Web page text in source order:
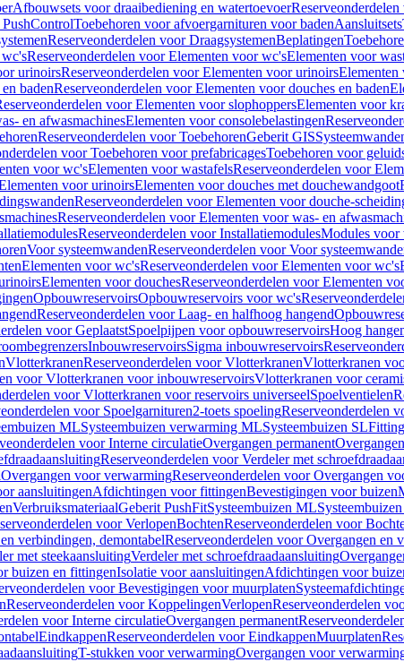
Afbouwsets voor draaibediening en watertoevoer
Toebehoren voor afvoergarnituren voor badenAansluitsets
Reserveonderdelen voor DraagsystemenBeplatingen
Reserveonderdelen voor Elementen voor wc'sElementen voor
urinoirsReserveonderdelen voor Elementen voor urinoirsElementen
badenReserveonderdelen voor Elementen voor douches en baden
voor Elementen voor slophoppersElementen voor
en afwasmachinesElementen voor consolebelastingen
Reserveonderdelen voor ToebehorenGeberit GIS
voor Toebehoren voor prefabricagesToebehoren voor
voor wc'sElementen voor wastafelsReserveonderdelen voor
voor urinoirsElementen voor douches met douchewandgoot
Reserveonderdelen voor Elementen voor douche-
Reserveonderdelen voor Elementen voor was- en
Reserveonderdelen voor InstallatiemodulesModules voor
Voor systeemwandenReserveonderdelen voor Voor
Elementen voor wc'sReserveonderdelen voor Elementen voor wc's
Elementen voor douchesReserveonderdelen voor Elementen
OpbouwreservoirsOpbouwreservoirs voor wc's
Reserveonderdelen voor Laag- en halfhoog hangend
voor GeplaatstSpoelpijpen voor opbouwreservoirsHoog
InbouwreservoirsSigma inbouwreservoirs
VlotterkranenReserveonderdelen voor VlotterkranenVlotterkranen
voor Vlotterkranen voor inbouwreservoirsVlotterkranen voor
voor Vlotterkranen voor reservoirs universeelSpoelventielen
voor Spoelgarnituren2-toets spoelingReserveonderdelen
MLSysteembuizen verwarming MLSysteembuizen SL
voor Interne circulatieOvergangen permanent
Reserveonderdelen voor Verdeler met
Overgangen voor verwarmingReserveonderdelen voor Overgangen
aansluitingenAfdichtingen voor fittingenBevestigingen voor buizen
VerbruiksmateriaalGeberit PushFitSysteembuizen ML
voor VerlopenBochtenReserveonderdelen voor
verbindingen, demontabelReserveonderdelen voor Overgangen en
met steekaansluitingVerdeler met schroefdraadaansluiting
buizen en fittingenIsolatie voor aansluitingenAfdichtingen voor
voor Bevestigingen voor muurplaten
Reserveonderdelen voor KoppelingenVerlopenReserveonderdelen
voor Interne circulatieOvergangen permanent
EindkappenReserveonderdelen voor EindkappenMuurplaten
T-stukken voor verwarmingOvergangen voor